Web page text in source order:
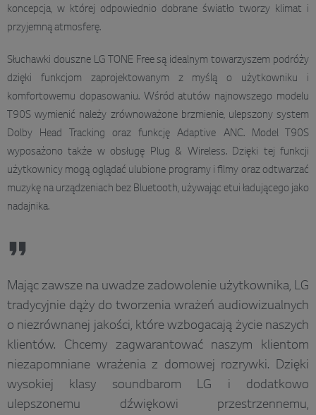
koncepcja, w której odpowiednio dobrane światło tworzy klimat i
przyjemną atmosferę.
Słuchawki douszne LG TONE Free są idealnym towarzyszem podróży
dzięki funkcjom zaprojektowanym z myślą o użytkowniku i
komfortowemu dopasowaniu. Wśród atutów najnowszego modelu
T90S wymienić należy zrównoważone brzmienie, ulepszony system
Dolby Head Tracking oraz funkcję Adaptive ANC. Model T90S
wyposażono także w obsługę Plug & Wireless. Dzięki tej funkcji
użytkownicy mogą oglądać ulubione programy i filmy oraz odtwarzać
muzykę na urządzeniach bez Bluetooth, używając etui ładującego jako
nadajnika.
Mając zawsze na uwadze zadowolenie użytkownika, LG
tradycyjnie dąży do tworzenia wrażeń audiowizualnych
o niezrównanej jakości, które wzbogacają życie naszych
klientów. Chcemy zagwarantować naszym klientom
niezapomniane wrażenia z domowej rozrywki. Dzięki
wysokiej klasy soundbarom LG i dodatkowo
ulepszonemu dźwiękowi przestrzennemu,